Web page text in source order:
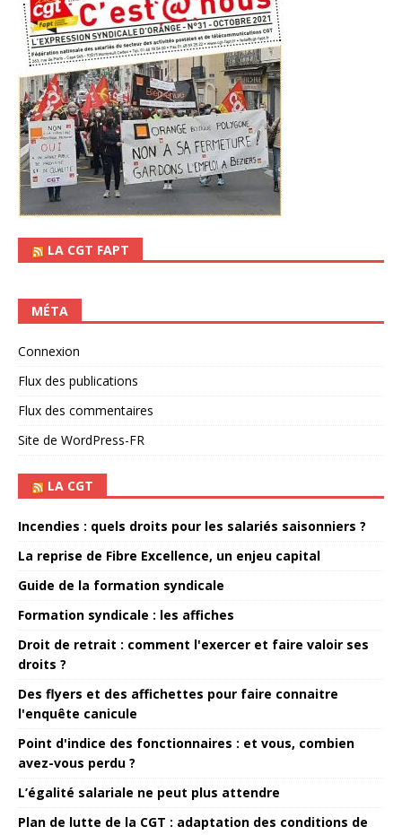
LA CGT FAPT
MÉTA
Connexion
Flux des publications
Flux des commentaires
Site de WordPress-FR
LA CGT
Incendies : quels droits pour les salariés saisonniers ?
La reprise de Fibre Excellence, un enjeu capital
Guide de la formation syndicale
Formation syndicale : les affiches
Droit de retrait : comment l'exercer et faire valoir ses
droits ?
Des flyers et des affichettes pour faire connaitre
l'enquête canicule
Point d'indice des fonctionnaires : et vous, combien
avez-vous perdu ?
L’égalité salariale ne peut plus attendre
Plan de lutte de la CGT : adaptation des conditions de